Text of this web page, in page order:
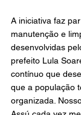
A iniciativa faz
manutenção e
desenvolvidas
prefeito Lula
contínuo que
que a população
organizada.